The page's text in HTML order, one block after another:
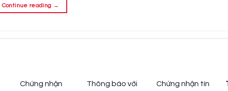
Continue reading →
Chứng nhận
Thông báo với
Chứng nhận tín